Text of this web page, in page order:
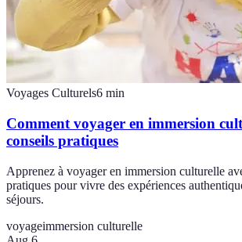
Voyages Culturels6 min
Comment voyager en immersion
conseils pratiques
Apprenez à voyager en immersion culturelle
pratiques pour vivre des expériences
séjours.
voyageimmersion culturelle